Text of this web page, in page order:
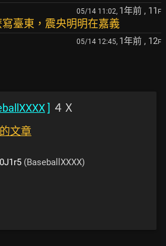
05/14 11:02, 1年前 , 11 F
臺東，震央明明在嘉義
05/14 12:45, 1年前 , 12F
] ４Ｘ
文章
(BaseballXXXX)